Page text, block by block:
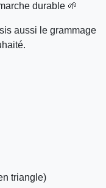
durable 🌱
aussi le grammage
triangle)